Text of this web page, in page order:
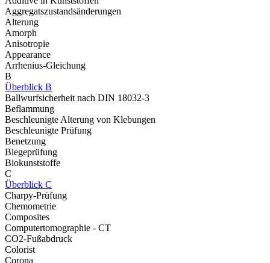
Aggregatszustandsänderungen
Alterung
Amorph
Anisotropie
Appearance
Arrhenius-Gleichung
B
Überblick B
Ballwurfsicherheit nach DIN 18032-3
Beflammung
Beschleunigte Alterung von Klebungen
Beschleunigte Prüfung
Benetzung
Biegeprüfung
Biokunststoffe
C
Überblick C
Charpy-Prüfung
Chemometrie
Composites
Computertomographie - CT
CO2-Fußabdruck
Colorist
Corona